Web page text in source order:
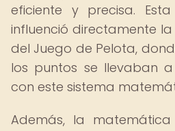
eficiente y precisa.
influenció directamente
del Juego de Pelota,
los puntos se llevaban
con este sistema
Además, la